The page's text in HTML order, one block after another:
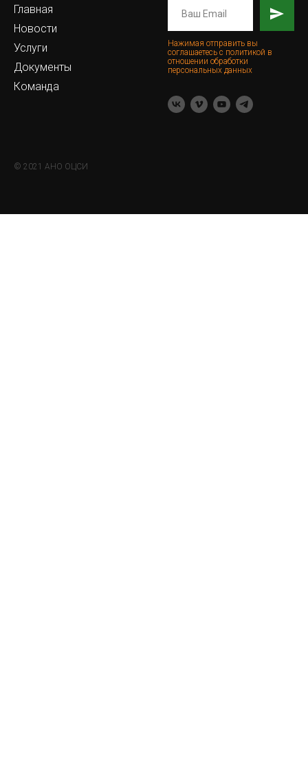
Главная
Новости
Услуги
Документы
Команда
Нажимая отправить вы
соглашаетесь с политикой в
отношении обработки
персональных данных
© 2021 АНО ОЦСИ